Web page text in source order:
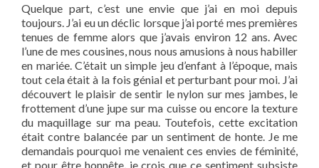
Quelque part, c’est une envie que j’ai en moi depuis
toujours. J’ai eu un déclic lorsque j’ai porté mes premières
tenues de femme alors que j’avais environ 12 ans. Avec
l’une de mes cousines, nous nous amusions à nous habiller
en mariée. C’était un simple jeu d’enfant à l’époque, mais
tout cela était à la fois génial et perturbant pour moi. J’ai
découvert le plaisir de sentir le nylon sur mes jambes, le
frottement d’une jupe sur ma cuisse ou encore la texture
du maquillage sur ma peau. Toutefois, cette excitation
était contre balancée par un sentiment de honte. Je me
demandais pourquoi me venaient ces envies de féminité,
et pour être honnête, je crois que ce sentiment subsiste